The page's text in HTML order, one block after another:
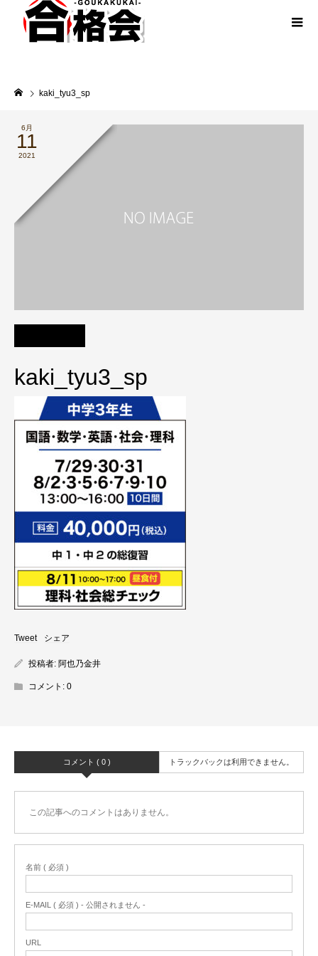
kaki_tyu3_sp
6月
11
2021
kaki_tyu3_sp
Tweet シェア
投稿者: 阿也乃金井
コメント: 0
コメント ( 0 ) トラックバックは利用できません。
この記事へのコメントはありません。
名前 ( 必須 )
E-MAIL ( 必須 ) - 公開されません -
URL